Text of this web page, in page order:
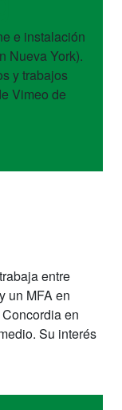
e instalación
Nueva York).
y trabajos
Vimeo de
entre
un MFA en
en
Su interés